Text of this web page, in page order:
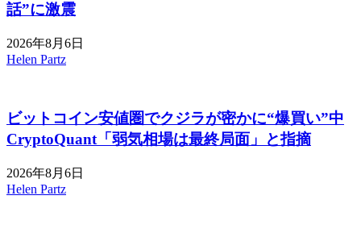
話”に激震
2026年8月6日
Helen Partz
ビットコイン安値圏でクジラが密かに“爆買い”中
CryptoQuant「弱気相場は最終局面」と指摘
2026年8月6日
Helen Partz